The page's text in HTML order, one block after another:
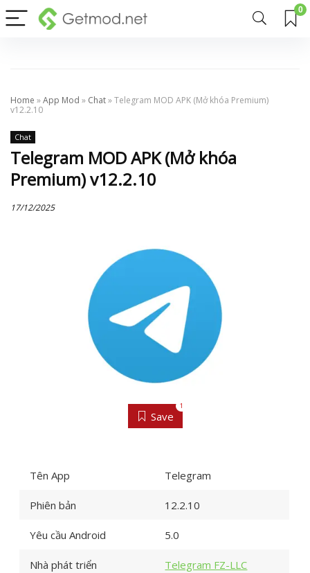
0
Home »App Mod » Chat»Telegram MOD APK (Mở khóa Premium)
v12.2.10
Chat
Telegram MOD APK (Mở khóa
Premium) v12.2.10
17/12/2025
Save
1
Tên App Telegram
Phiên bản 12.2.10
Yêu cầu Android 5.0
Nhà phát triển Telegram FZ-LLC